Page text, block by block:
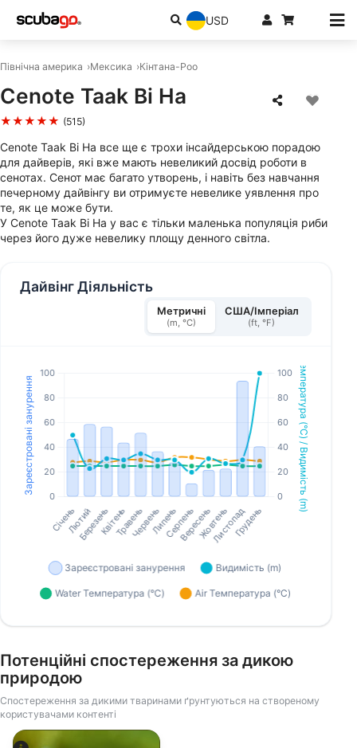
USD
Північна америка Мексика Кінтана-Роо
Cenote Taak Bi Ha
★★★★★ (515)
Cenote Taak Bi Ha все ще є трохи інсайдерською порадою
для дайверів, які вже мають невеликий досвід роботи в
сенотах. Сенот має багато утворень, і навіть без навчання
печерному дайвінгу ви отримуєте невелике уявлення про
те, як це може бути.
У Cenote Taak Bi Ha у вас є тільки маленька популяція риби
через його дуже невелику площу денного світла.
Дайвінг Діяльність
Метричні
(m, °C)
США/Імперіал
(ft, °F)
Потенційні спостереження за дикою
природою
Спостереження за дикими тваринами ґрунтуються на створеному
користувачами контенті